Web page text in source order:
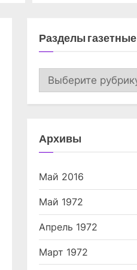
Разделы газетные
Разделы
газетные
Архивы
Май 2016
Май 1972
Апрель 1972
Март 1972